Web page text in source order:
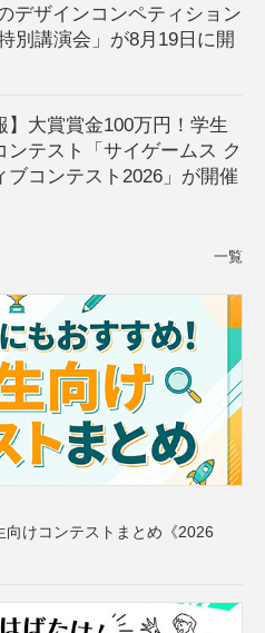
デザインコンペティション
別講演会」が8月19日に開
】大賞賞金100万円！学生
ンテスト「サイゲームス ク
ブコンテスト2026」が開催
一覧
向けコンテストまとめ《2026